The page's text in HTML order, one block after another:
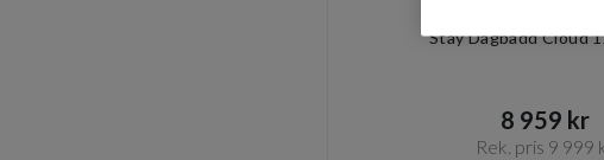
Stay Dagbädd Cloud
8 959 kr​​
Rek. pris 9 999